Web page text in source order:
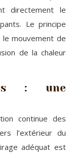
directement le
Le principe
mouvement de
de la chaleur
: une
continue des
l’extérieur du
adéquat est